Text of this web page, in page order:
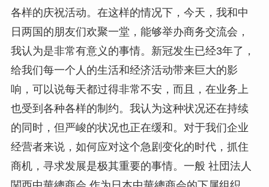
各样的庆祝活动。在这样的情况下，今天，我和中
日两国的朋友们欢聚一堂，能够举办商务交流会，
我认为是非常有意义的事情。新冠发生已经3年了，
给我们每一个人的生活和经济活动带来巨大的影
响，可以说每天都过得非常不安，而且，在业务上
也受到各种各样的制约。我认为这种状况还在持续
的同时，但严峻的状况也正在缓和。对于我们企业
经营者来说，如何应对这个急剧变化的时代，抓住
商机，寻求发展是极其重要的事情。一般 社団法人